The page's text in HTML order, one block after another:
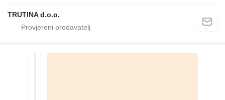
TRUTINA d.o.o.